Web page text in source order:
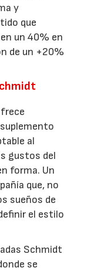
y
que
un 40% en
de un +20%
al
gustos del
forma. Un
que, no
sueños de
el estilo
Schmidt
se